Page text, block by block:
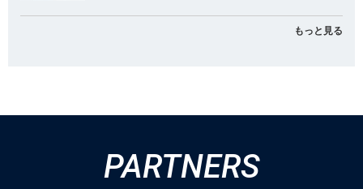
もっと見る
PARTNERS